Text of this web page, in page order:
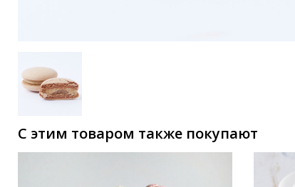
С этим товаром также покупают